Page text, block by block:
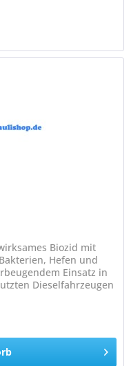
Biozid mit
Hefen und
Einsatz in
Dieselfahrzeugen